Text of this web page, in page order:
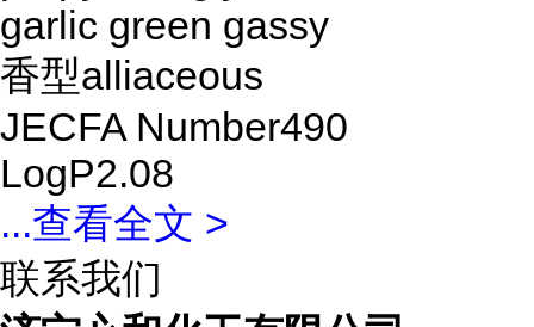
garlic green gassy
香型alliaceous
JECFA Number490
LogP2.08
...查看全文 >
联系我们